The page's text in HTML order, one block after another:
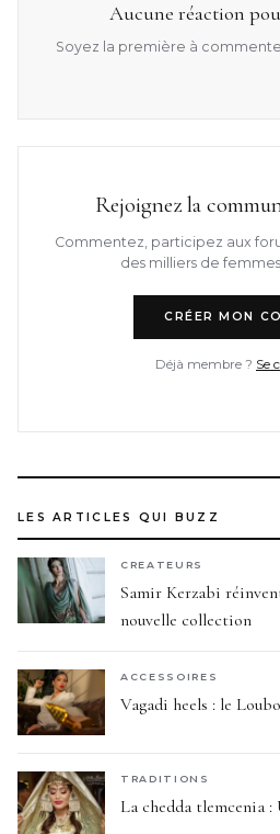
Aucune réaction
Soyez la première à
Rejoignez la
Commentez, participez aux
des milliers de
CRÉER MON
Déjà membre ? Se
LES ARTICLES QUI BUZZ
CREATEURS
Samir Kerzabi
nouvelle collection
ACCESSOIRES
Vagadi heels : le
TRADITIONS
La chedda tlemcenia